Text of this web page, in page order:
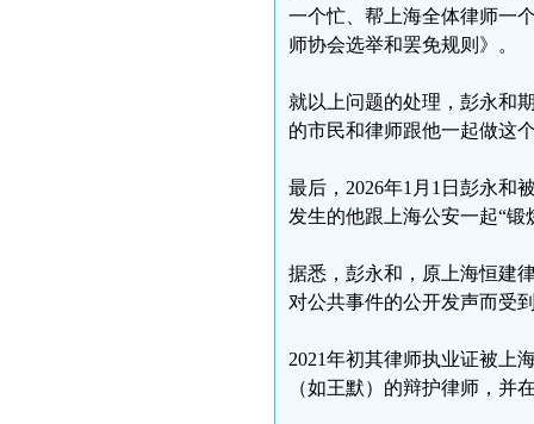
一个忙、帮上海全体律师一
师协会选举和罢免规则》。
就以上问题的处理，彭永和
的市民和律师跟他一起做这
最后，2026年1月1日彭永和
发生的他跟上海公安一起“
据悉，彭永和，原上海恒建
对公共事件的公开发声而受
2021年初其律师执业证被上
（如王默）的辩护律师，并